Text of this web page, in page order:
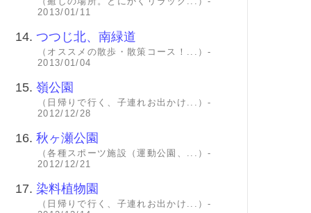
2013/01/11
14. つつじ北、南緑道
（オススメの散歩・散策コース！...）-
2013/01/04
15. 嶺公園
（日帰りで行く、子連れお出かけ...）-
2012/12/28
16. 秋ヶ瀬公園
（各種スポーツ施設（運動公園、...）-
2012/12/21
17. 染料植物園
（日帰りで行く、子連れお出かけ...）-